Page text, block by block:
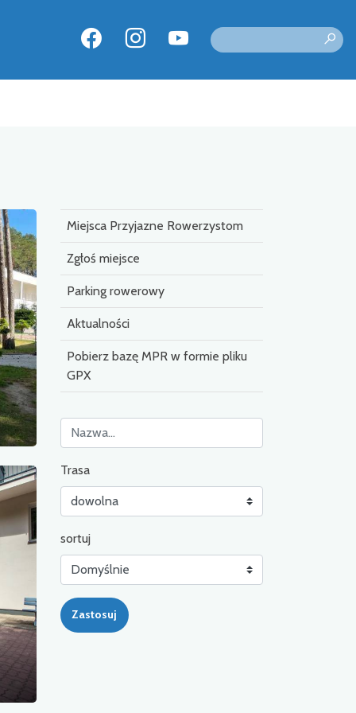
Miejsca Przyjazne Rowerzystom
Zgłoś miejsce
Parking rowerowy
Aktualności
Pobierz bazę MPR w formie pliku
GPX
Trasa
sortuj
Zastosuj